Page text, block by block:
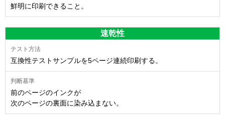
鮮明に印刷できること。
速乾性
互換性テストサンプルを5ページ連続印刷する。
前のページのインクが
次のページの裏面に染み込まない。